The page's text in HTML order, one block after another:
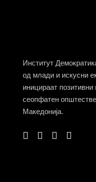
Институт
од млади и искусни
иницираат
сеопфатен
Македонија.